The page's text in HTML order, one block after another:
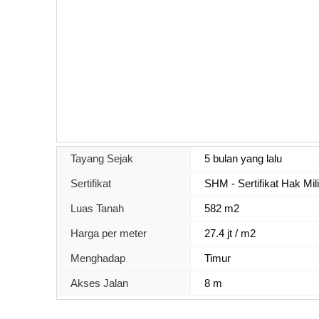
Tayang Sejak 5 bulan yang lalu
Sertifikat SHM - Sertifikat Hak
Luas Tanah 582 m2
Harga per meter 27.4 jt / m2
Menghadap Timur
Akses Jalan 8 m